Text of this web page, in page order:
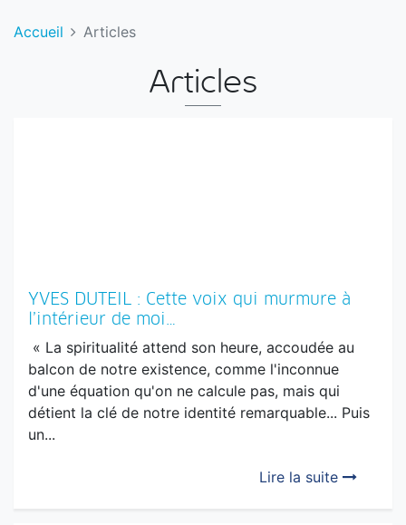
Accueil Articles
Articles
YVES DUTEIL : Cette voix qui murmure à
l’intérieur de moi…
« La spiritualité attend son heure, accoudée au
balcon de notre existence, comme l'inconnue
d'une équation qu'on ne calcule pas, mais qui
détient la clé de notre identité remarquable... Puis
un...
Lire la suite